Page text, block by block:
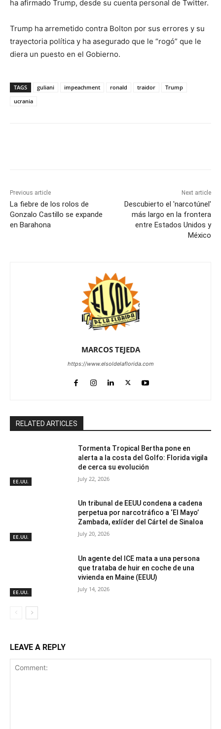
ha afirmado Trump, desde su cuenta personal de Twitter.
Trump ha arremetido contra Bolton por sus errores y su
trayectoria política y ha asegurado que le “rogó” que le
diera un puesto en el Gobierno.
TAGS guliani impeachment ronald traidor
Trump
ucrania
Previous article
La fiebre de los rolos de
Gonzalo Castillo se expande
en Barahona
Next article
Descubierto el 'narcotúnel'
más largo en la frontera
entre Estados Unidos y
México
MARCOS TEJEDA
https://www.elsoldelaflorida.com
RELATED ARTICLES
EE.UU.
Tormenta Tropical Bertha pone en
alerta a la costa del Golfo: Florida vigila
de cerca su evolución
July 22, 2026
EE.UU.
Un tribunal de EEUU condena a cadena
perpetua por narcotráfico a ‘El Mayo’
Zambada, exlíder del Cártel de Sinaloa
July 20, 2026
EE.UU.
Un agente del ICE mata a una persona
que trataba de huir en coche de una
vivienda en Maine (EEUU)
July 14, 2026
LEAVE A REPLY